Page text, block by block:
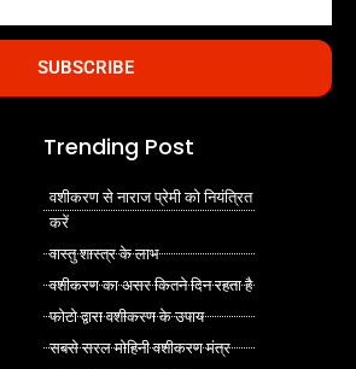
SUBSCRIBE
Trending Post
वशीकरण से नाराज प्रेमी को नियंत्रित
करें
वास्तु शास्त्र के लाभ
वशीकरण का असर कितने दिन रहता है
फोटो द्वारा वशीकरण के उपाय
सबसे सरल मोहिनी वशीकरण मंत्र